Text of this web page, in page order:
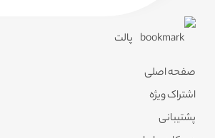
پالت
صفحه اصلی
اشتراک ویژه
پشتیبانی